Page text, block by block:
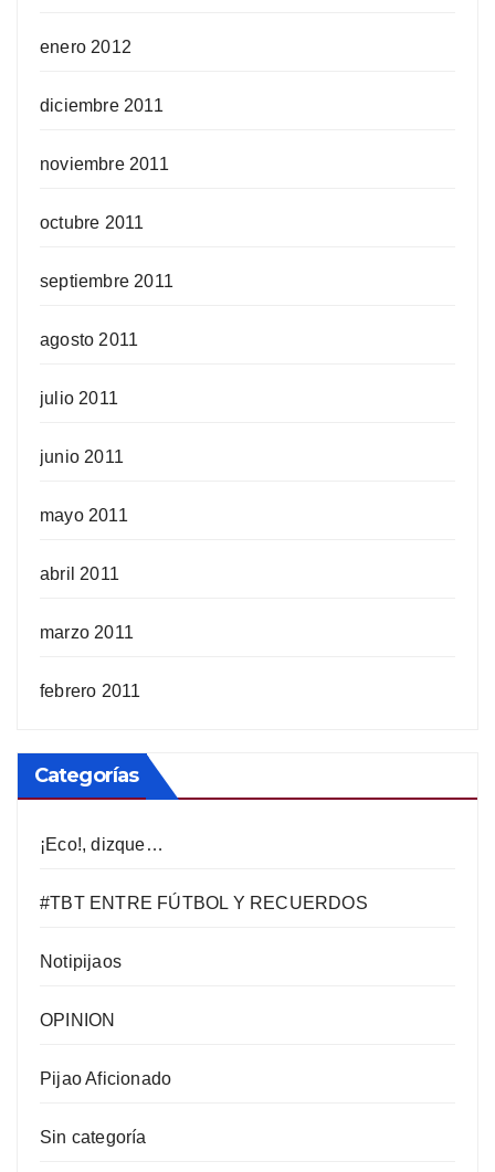
enero 2012
diciembre 2011
noviembre 2011
octubre 2011
septiembre 2011
agosto 2011
julio 2011
junio 2011
mayo 2011
abril 2011
marzo 2011
febrero 2011
Categorías
¡Eco!, dizque…
#TBT ENTRE FÚTBOL Y RECUERDOS
Notipijaos
OPINION
Pijao Aficionado
Sin categoría